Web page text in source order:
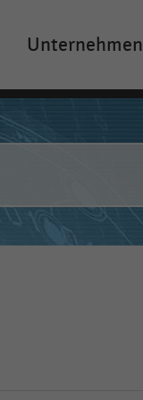
Unternehmen